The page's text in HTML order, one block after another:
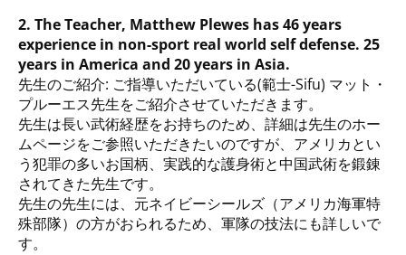
2. The Teacher, Matthew Plewes has 46 years
experience in non-sport real world self defense. 25
years in America and 20 years in Asia.
先生のご紹介: ご指導いただいている(範士-Sifu) マット・
プルーエス先生をご紹介させていただきます。
先生は長い武術経歴をお持ちのため、詳細は先生のホー
ムページをご参照いただきたいのですが、アメリカとい
う犯罪の多いお国柄、実践的な護身術と中国武術を鍛錬
されてきた先生です。
先生の先生には、元ネイビーシールズ（アメリカ海軍特
殊部隊）の方がおられるため、軍隊の技法にも詳しいで
す。